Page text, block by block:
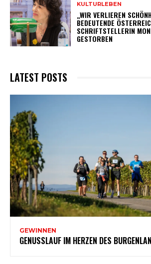
KULTURLEBEN
„WIR VERLIEREN
BEDEUTENDE
SCHRIFTSTELLERIN
GESTORBEN
LATEST POSTS
GEWINNEN
GENUSSLAUF IM HERZEN DES